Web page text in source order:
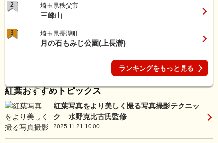
2 埼玉県秩父市
三峰山
3 埼玉県長瀞町
月の石もみじ公園(上長瀞)
ランキングをもっと見る
紅葉おすすめトピックス
紅葉写真をより美しく撮る写真撮影テクニッ
ク 水野克比古氏監修
2025.11.21.10:00